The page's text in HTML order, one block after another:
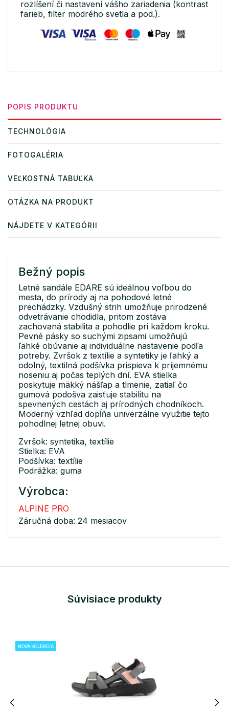
rozlíšení či nastavení vášho zariadenia (kontrast
farieb, filter modrého svetla a pod.).
POPIS PRODUKTU
TECHNOLÓGIA
FOTOGALÉRIA
VEĽKOSTNÁ TABUĽKA
OTÁZKA NA PRODUKT
NÁJDETE V KATEGÓRII
Bežný popis
Letné sandále EDARE sú ideálnou voľbou do
mesta, do prírody aj na pohodové letné
prechádzky. Vzdušný strih umožňuje prirodzené
odvetrávanie chodidla, pritom zostáva
zachovaná stabilita a pohodlie pri každom kroku.
Pevné pásky so suchými zipsami umožňujú
ľahké obúvanie aj individuálne nastavenie podľa
potreby. Zvršok z textílie a syntetiky je ľahký a
odolný, textilná podšívka prispieva k príjemnému
noseniu aj počas teplých dní. EVA stielka
poskytuje mäkký nášľap a tlmenie, zatiaľ čo
gumová podošva zaisťuje stabilitu na
spevnených cestách aj prírodných chodníkoch.
Moderný vzhľad dopĺňa univerzálne využitie tejto
pohodlnej letnej obuvi.
Zvršok: syntetika, textílie
Stielka: EVA
Podšívka: textílie
Podrážka: guma
Výrobca:
ALPINE PRO
Záručná doba: 24 mesiacov
Súvisiace produkty
NOVÁ KOLEKCIA